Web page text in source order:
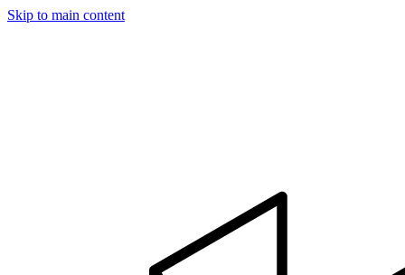
Skip to main content